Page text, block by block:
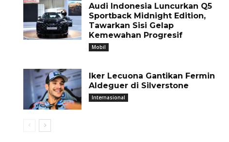
Audi Indonesia Luncurkan Q5
Sportback Midnight Edition,
Tawarkan Sisi Gelap
Kemewahan Progresif
Mobil
Iker Lecuona Gantikan Fermin
Aldeguer di Silverstone
Internasional